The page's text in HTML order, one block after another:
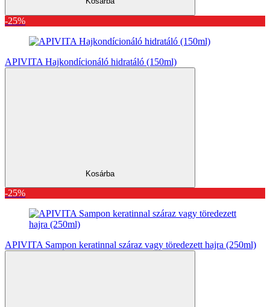
-25%
APIVITA Hajkondícionáló hidratáló (150ml)
Kosárba
-25%
APIVITA Sampon keratinnal száraz vagy töredezett hajra (250ml)